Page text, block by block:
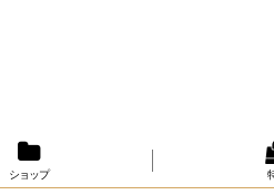
ショップ